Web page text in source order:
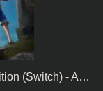
(Switch) - A…